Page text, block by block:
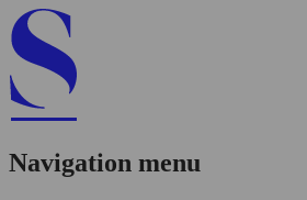
Navigation menu